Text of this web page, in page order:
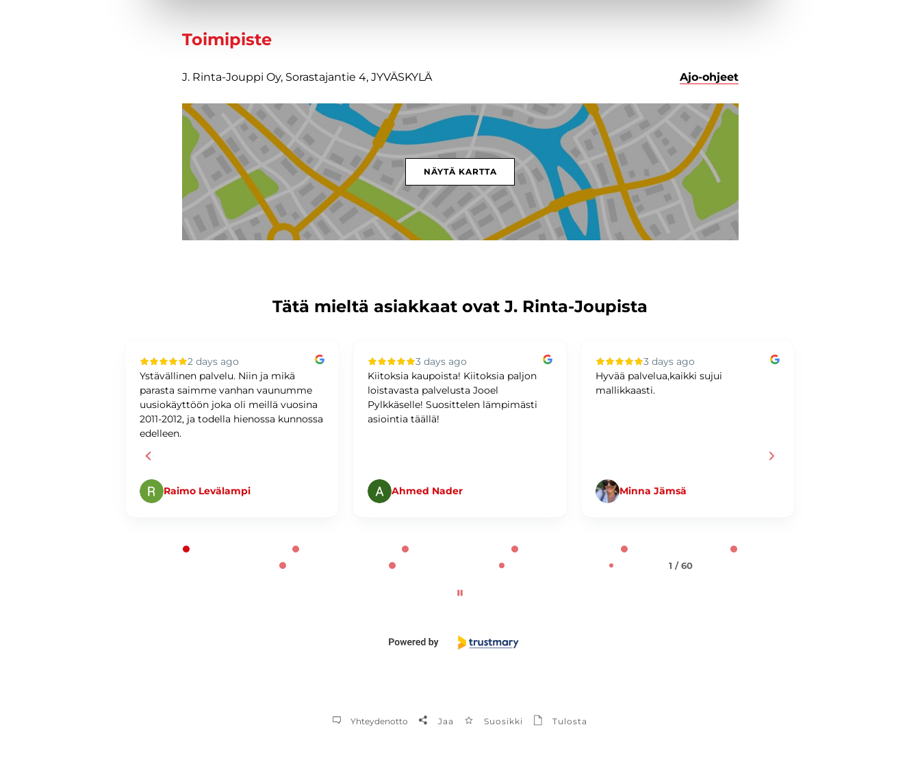
Toimipiste
J. Rinta-Jouppi Oy, Sorastajantie 4, JYVÄSKYLÄ Ajo-ohjeet
NÄYTÄ KARTTA
Tätä mieltä asiakkaat ovat J. Rinta-Joupista
2 days ago
Ystävällinen palvelu. Niin ja mikä
parasta saimme vanhan vaunumme
uusiokäyttöön joka oli meillä vuosina
2011-2012, ja todella hienossa kunnossa
edelleen.
Raimo Levälampi
3 days ago
Kiitoksia kaupoista! Kiitoksia paljon
loistavasta palvelusta Jooel
Pylkkäselle! Suosittelen lämpimästi
asiointia täällä!
Ahmed Nader
3 days ago
Hyvää palvelua,kaikki sujui
mallikkaasti.
Minna Jämsä
1 / 60
Yhteydenotto Jaa Suosikki Tulosta